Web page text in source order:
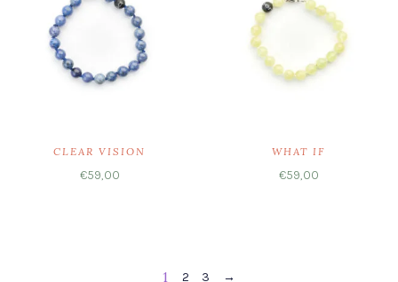
CLEAR VISION
€59,00
WHAT IF
€59,00
1 2 3 →